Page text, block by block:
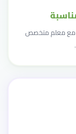
صغيرة (3-5 طلاب) مع معلم متخصص